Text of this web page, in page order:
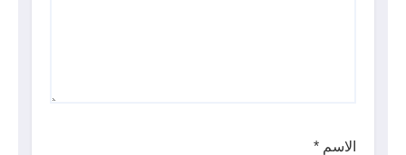
الاسم *